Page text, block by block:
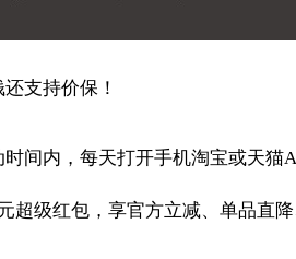
支持价保！
间内，每天打开手机淘宝或天猫
超级红包，享官方立减、单品直